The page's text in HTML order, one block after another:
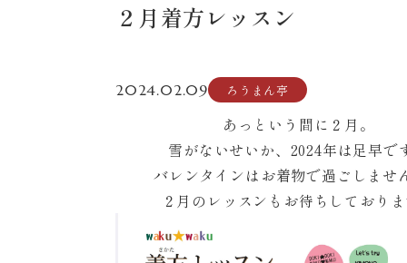
２月着方レッスン
2024.02.09 ろうまん亭
あっという間に２月。
雪がないせいか、2024年は足早で
バレンタインはお着物で過ごしま
２月のレッスンもお待ちしており